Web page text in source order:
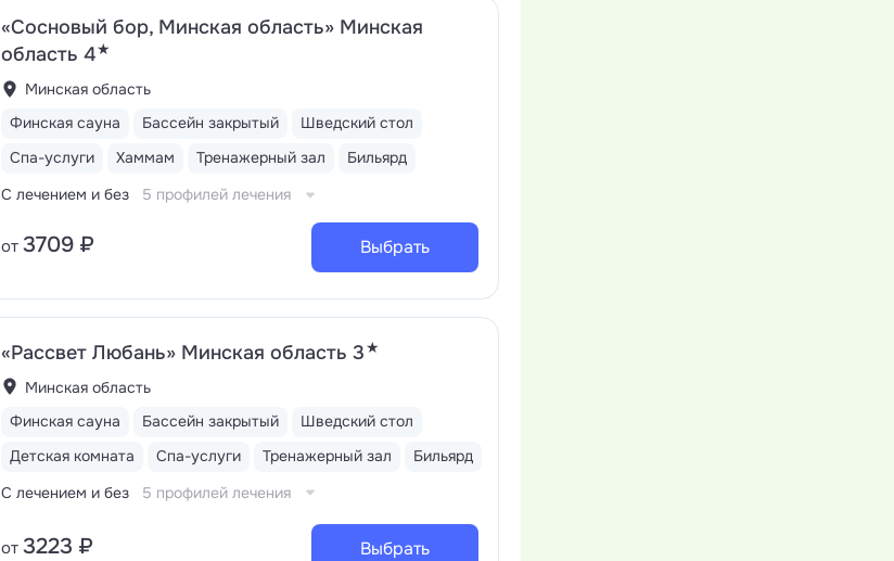
«Сосновый бор, Минская область» Минская
область 4★
Минская область
Финская сауна
Бассейн закрытый
Шведский стол
Спа-услуги
Хаммам Тренажерный зал
Бильярд
С лечением и без
5 профилей лечения
от 3709 ₽ Выбрать
«Рассвет Любань» Минская область 3★
Минская область
Финская сауна
Бассейн закрытый
Шведский стол
Детская комната
Спа-услуги Тренажерный зал
Бильярд
С лечением и без
5 профилей лечения
от 3223 ₽ Выбрать